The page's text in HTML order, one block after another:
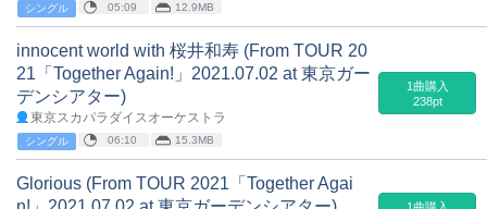
シングル 05:09 12.9MB
innocent world with 桜井和寿 (From TOUR 20
21「Together Again!」2021.07.02 at 東京ガー
デンシアター)
東京スカパラダイスオーケストラ
シングル 06:10 15.3MB
1曲購入
238pt
Glorious (From TOUR 2021「Together Agai